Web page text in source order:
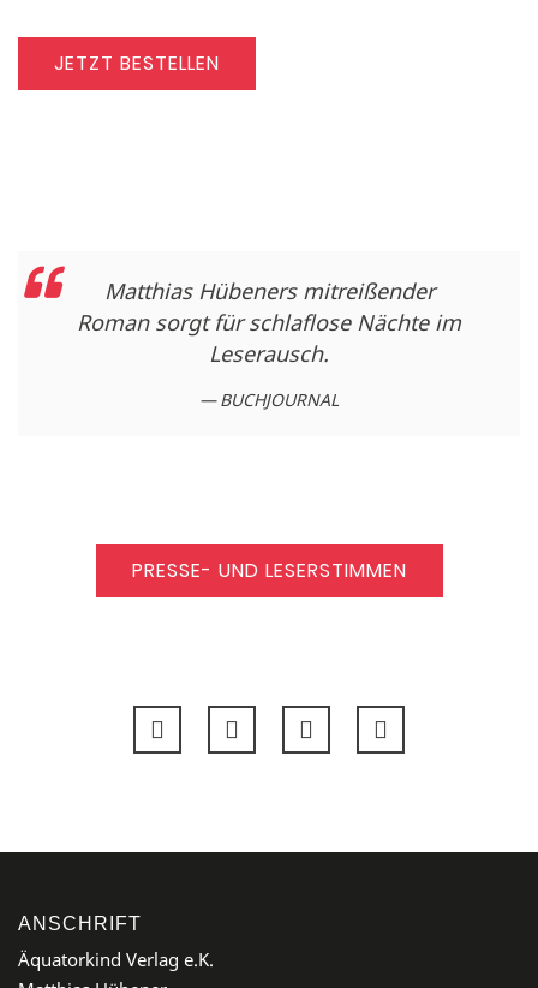
JETZT BESTELLEN
Matthias Hübeners mitreißender
Roman sorgt für schlaflose Nächte im
Leserausch.
BUCHJOURNAL
PRESSE- UND LESERSTIMMEN
ANSCHRIFT
Äquatorkind Verlag e.K.